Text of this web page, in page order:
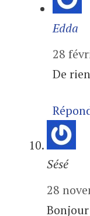
Edda
28
De
Sésé
28